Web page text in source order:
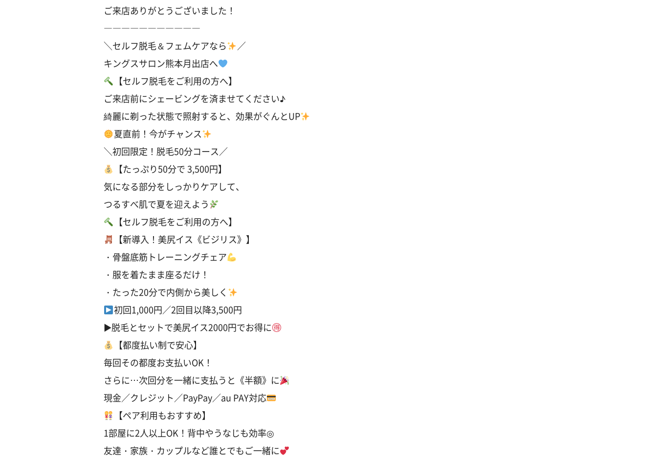
ご来店ありがとうございました！
―――――――――――
＼セルフ脱毛＆フェムケアなら
／
キングスサロン熊本月出店へ
【セルフ脱毛をご利用の方へ】
ご来店前にシェービングを済ませてください♪
綺麗に剃った状態で照射すると、効果がぐんとUP
夏直前！今がチャンス
＼初回限定！脱毛50分コース／
【たっぷり50分で 3,500円】
気になる部分をしっかりケアして、
つるすべ肌で夏を迎えよう
【セルフ脱毛をご利用の方へ】
【新導入！美尻イス《ビジリス》】
・骨盤底筋トレーニングチェア
・服を着たまま座るだけ！
・たった20分で内側から美しく
初回1,000円／2回目以降3,500円
▶︎脱毛とセットで美尻イス2000円でお得に
【都度払い制で安心】
毎回その都度お支払いOK！
さらに…次回分を一緒に支払うと《半額》に
現金／クレジット／PayPay／au PAY対応
【ペア利用もおすすめ】
1部屋に2人以上OK！背中やうなじも効率◎
友達・家族・カップルなど誰とでもご一緒に